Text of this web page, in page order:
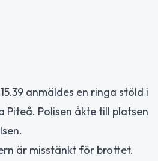
anmäldes en ringa stöld i
Piteå. Polisen åkte till platsen
är misstänkt för brottet.